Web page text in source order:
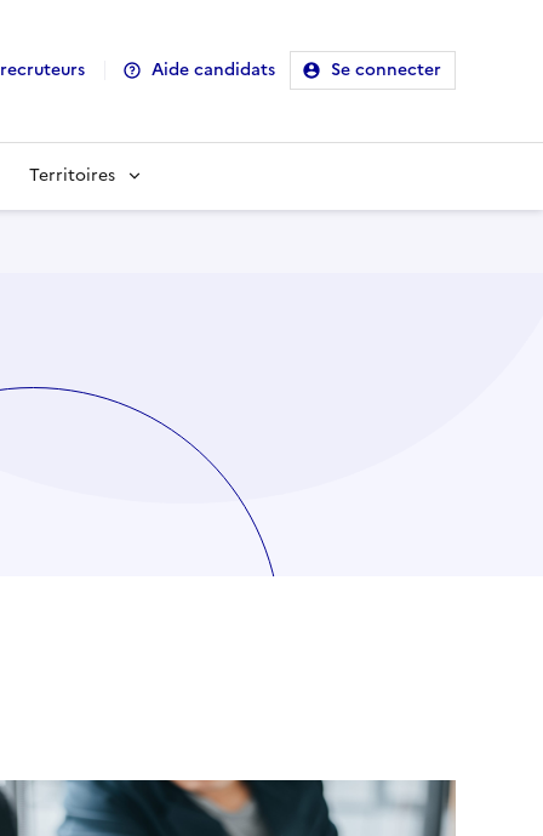
Aide candidats Se connecter
Territoires